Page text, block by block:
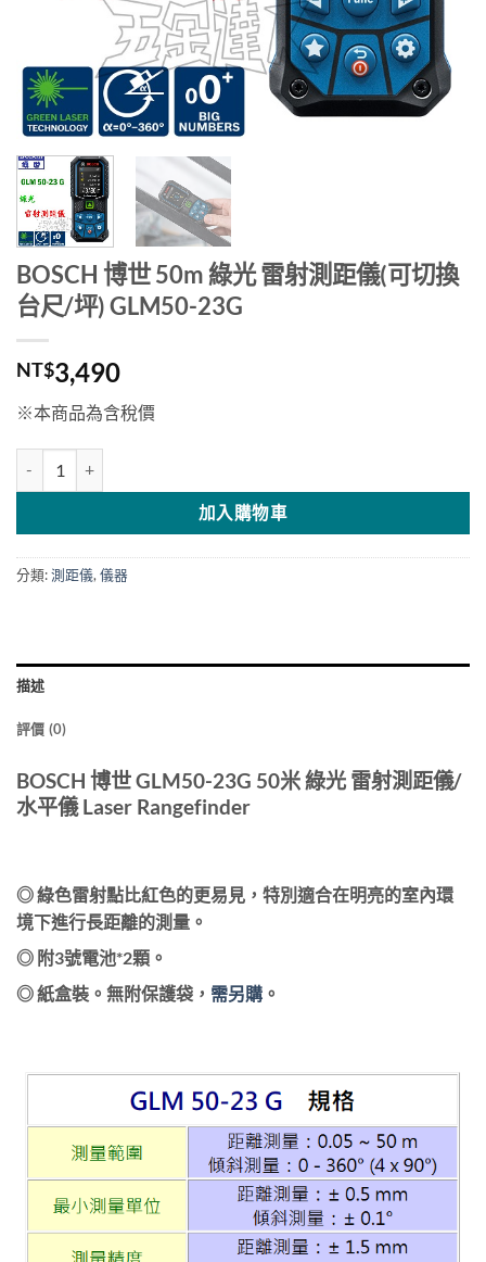
BOSCH 博世 50m 綠光 雷射測距儀(可切換
台尺/坪) GLM50-23G
NT$3,490
※本商品為含稅價
加入購物車
分類:測距儀, 儀器
描述
評價 (0)
BOSCH 博世 GLM50-23G 50米 綠光 雷射測距儀/
水平儀 Laser Rangefinder
◎ 綠色雷射點比紅色的更易見，特別適合在明亮的室內環
境下進行長距離的測量。
◎ 附3號電池*2顆。
◎紙盒裝。無附保護袋， 需另購 。